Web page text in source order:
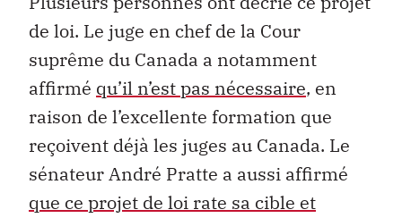
de loi. Le juge en chef de la Cour
suprême du Canada a notamment
affirmé qu’il n’est pas nécessaire, en
raison de l’excellente formation que
reçoivent déjà les juges au Canada. Le
sénateur André Pratte a aussi affirmé
que ce projet de loi rate sa cible et